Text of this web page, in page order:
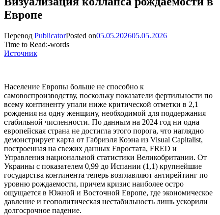
Европе
Перевод PublicatorPosted on05.05.202605.05.2026
Time to Read:-words
Источник
Население Европы больше не способно к
самовоспроизводству, поскольку показатели фертильности по
всему континенту упали ниже критической отметки в 2,1
рождения на одну женщину, необходимой для поддержания
стабильной численности. По данным на 2024 год ни одна
европейская страна не достигла этого порога, что наглядно
демонстрирует карта от Габриэля Коэна из Visual Capitalist,
построенная на свежих данных Евростата, FRED и
Управления национальной статистики Великобритании. От
Украины с показателем 0,99 до Испании (1,1) крупнейшие
государства континента теперь возглавляют антирейтинг по
уровню рождаемости, причем кризис наиболее остро
ощущается в Южной и Восточной Европе, где экономическое
давление и геополитическая нестабильность лишь ускорили
долгосрочное падение.